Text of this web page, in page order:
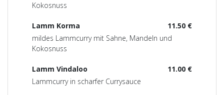
Kokosnuss
11.50 €
Lamm Korma
mildes Lammcurry mit Sahne, Mandeln und
Kokosnuss
11.00 €
Lamm Vindaloo
Lammcurry in scharfer Currysauce